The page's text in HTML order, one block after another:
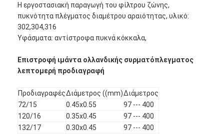
Η εργοστασιακή παραγωγή του φίλτρου ζώνης,
πυκνότητα πλέγματος διαμέτρου αραιότητας, υλικό:
302,304,316
Υφάσματα: αντίστροφα πυκνά κόκκαλα,
Επιστροφή ιμάντα ολλανδικής συρματόπλεγματος
λεπτομερή προδιαγραφή
ΠροδιαγραφέςΔιάμετρος ((mm)Διάμετρος
72/15
0.45x0.55
97 --- 400
120/16
0.35x0.45
97 --- 400
132/17
0.30x0.45
97 --- 400